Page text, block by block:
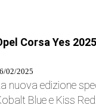
Corsa Yes
02/2025
nuova edizione
Blue e Kiss